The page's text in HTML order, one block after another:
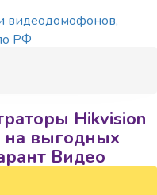
Hikvision
выгодных
Видео